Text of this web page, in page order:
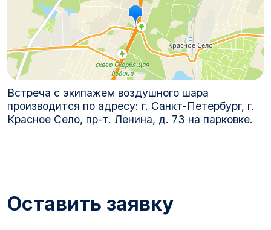
Встреча с экипажем воздушного шара
производится по адресу: г. Санкт-Петербург, г.
Красное Село, пр-т. Ленина, д. 73 на парковке.
Оставить заявку